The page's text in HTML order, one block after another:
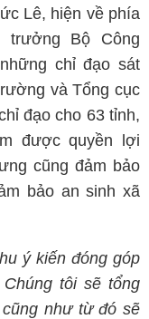
Lê, hiện về phía
trưởng Bộ Công
chỉ đạo sát
và Tổng cục
đạo cho 63 tỉnh,
được quyền lợi
cũng đảm bảo
bảo an sinh xã
ý kiến đóng góp
tôi sẽ tổng
như từ đó sẽ